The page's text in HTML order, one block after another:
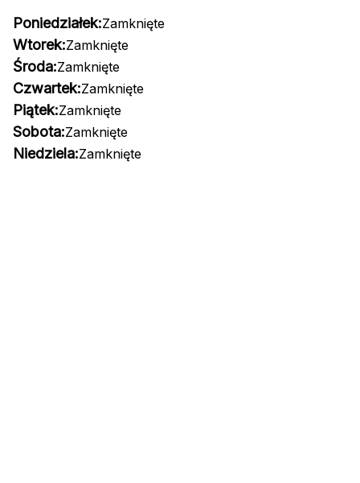
Poniedziałek:Zamknięte
Wtorek:Zamknięte
Środa:Zamknięte
Czwartek:Zamknięte
Piątek:Zamknięte
Sobota:Zamknięte
Niedziela:Zamknięte